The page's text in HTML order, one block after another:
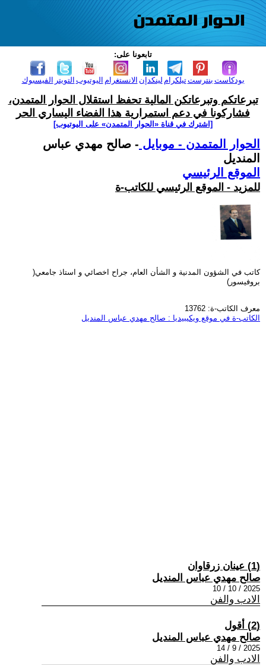
تابعونا على:
الفيسبوك التويتر اليوتيوب الانستغرام لينكدإن تيلكرامبنترست بودكاست
تبرعاتكم وتبرعاتكن المالية تحفظ استقلال الحوار المتمدن،
فشاركونا في دعم استمرارية هذا الفضاء اليساري الحر
[اشترك في قناة ‫«الحوار المتمدن» على اليوتيوب]
الحوار المتمدن - موبايل - صالح مهدي عباس
المنديل
الموقع الرئيسي
للمزيد - الموقع الرئيسي للكاتب-ة
كاتب في الشؤون المدنية و الشأن العام، جراح اخصائي و استاذ جامعي(
بروفيسور)
معرف الكاتب-ة: 13762
الكاتب-ة في موقع ويكيبيديا : صالح مهدي عباس المنديل
(1) عينان زرقاوان
صالح مهدي عباس المنديل
2025 / 10 / 10
الادب والفن
(2) أقول
صالح مهدي عباس المنديل
2025 / 9 / 14
الادب والفن